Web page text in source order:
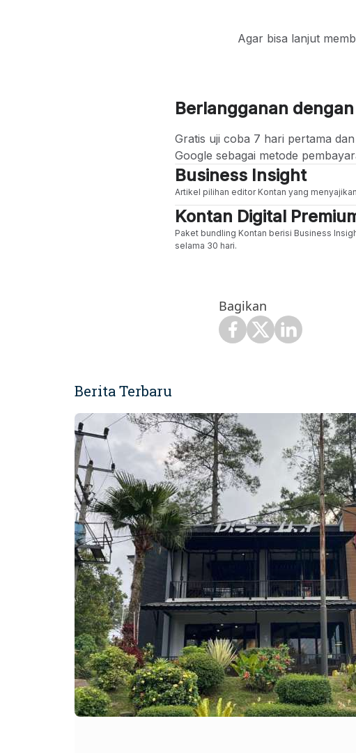
Agar bisa lanjut
Berlangganan
Gratis uji coba 7 hari pertama
Google sebagai metode
Business Insight
Artikel pilihan editor Kontan yang
Kontan Digital
Paket bundling Kontan berisi Business
selama 30 hari.
Bagikan
Berita Terbaru